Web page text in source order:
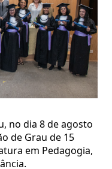
no dia 8 de agosto
de Grau de 15
em Pedagogia,